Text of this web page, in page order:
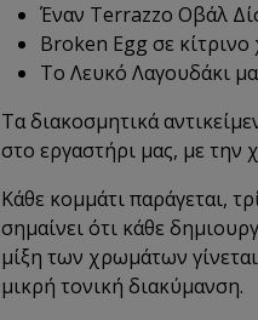
Έναν Terrazzo Οβάλ
Broken Egg σε
Το Λευκό Λαγουδάκι
Τα διακοσμητικά
στο εργαστήρι μας, με την
Κάθε κομμάτι παράγεται,
σημαίνει ότι κάθε
μίξη των χρωμάτων
μικρή τονική διακύμανση.